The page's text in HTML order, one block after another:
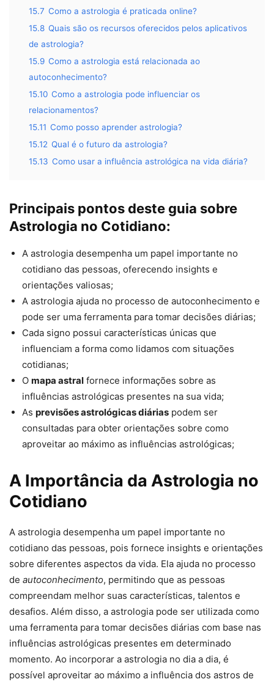
15.7 Como a astrologia é praticada online?
15.8 Quais são os recursos oferecidos pelos aplicativos
de astrologia?
15.9 Como a astrologia está relacionada ao
autoconhecimento?
15.10 Como a astrologia pode influenciar os
relacionamentos?
15.11 Como posso aprender astrologia?
15.12 Qual é o futuro da astrologia?
15.13 Como usar a influência astrológica na vida diária?
Principais pontos deste guia sobre
Astrologia no Cotidiano:
A astrologia desempenha um papel importante no
cotidiano das pessoas, oferecendo insights e
orientações valiosas;
A astrologia ajuda no processo de autoconhecimento e
pode ser uma ferramenta para tomar decisões diárias;
Cada signo possui características únicas que
influenciam a forma como lidamos com situações
cotidianas;
O mapa astral fornece informações sobre as
influências astrológicas presentes na sua vida;
As previsões astrológicas diárias podem ser
consultadas para obter orientações sobre como
aproveitar ao máximo as influências astrológicas;
A Importância da Astrologia no
Cotidiano
A astrologia desempenha um papel importante no
cotidiano das pessoas, pois fornece insights e orientações
sobre diferentes aspectos da vida. Ela ajuda no processo
de autoconhecimento, permitindo que as pessoas
compreendam melhor suas características, talentos e
desafios. Além disso, a astrologia pode ser utilizada como
uma ferramenta para tomar decisões diárias com base nas
influências astrológicas presentes em determinado
momento. Ao incorporar a astrologia no dia a dia, é
possível aproveitar ao máximo a influência dos astros de